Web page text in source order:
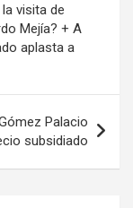
visita de
Mejía? + A
aplasta a
Palacio
subsidiado